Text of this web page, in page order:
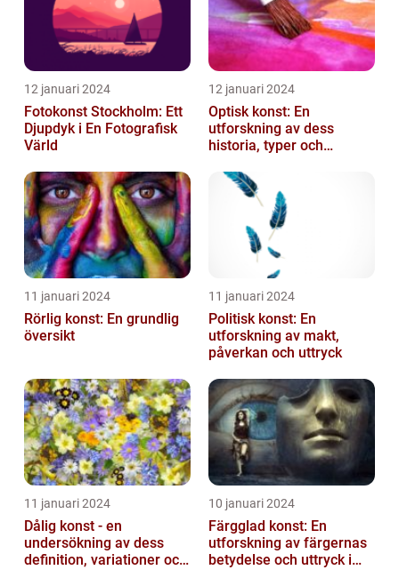
12 januari 2024
Fotokonst Stockholm: Ett
Djupdyk i En Fotografisk
Värld
12 januari 2024
Optisk konst: En
utforskning av dess
historia, typer och
11 januari 2024
Rörlig konst: En grundlig
översikt
11 januari 2024
Politisk konst: En
utforskning av makt,
påverkan och uttryck
11 januari 2024
Dålig konst - en
undersökning av dess
definition, variationer och
10 januari 2024
Färgglad konst: En
utforskning av färgernas
betydelse och uttryck i